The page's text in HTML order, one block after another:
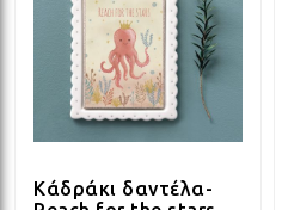
Κάδράκι δαντέλα-